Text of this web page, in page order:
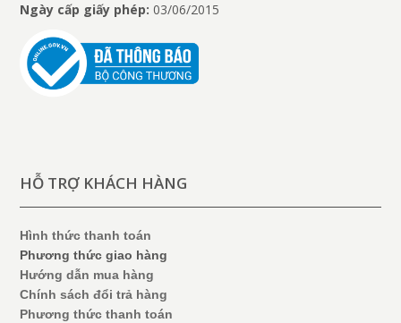
Ngày cấp giấy phép: 03/06/2015
HỖ TRỢ KHÁCH HÀNG
Hình thức thanh toán
Phương thức giao hàng
Hướng dẫn mua hàng
Chính sách đổi trả hàng
Phương thức thanh toán